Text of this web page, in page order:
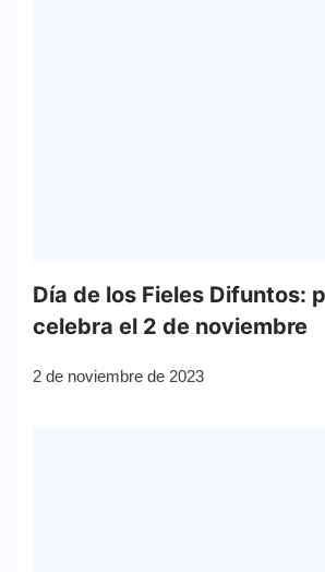
Día de los Fieles Difuntos:
celebra el 2 de noviembre
2 de noviembre de 2023